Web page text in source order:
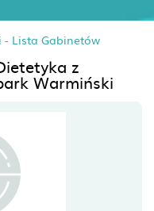
Lista Gabinetów
z
Warmiński